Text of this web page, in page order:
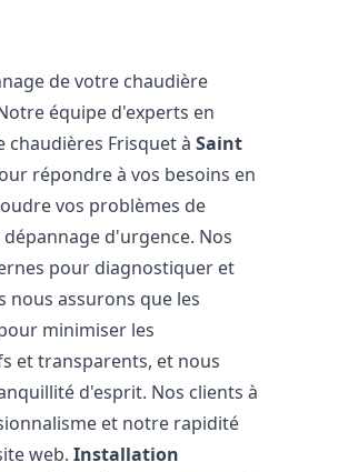
de votre chaudière
équipe d'experts en
chaudières Frisquet àSaint
répondre à vos besoins en
vos problèmes de
d'urgence. Nos
pour diagnostiquer et
nous assurons que les
minimiser les
et transparents, et nous
d'esprit. Nos clients à
et notre rapidité
web.Installation